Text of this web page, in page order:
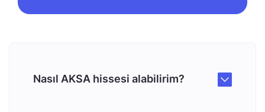
Nasıl AKSA hissesi alabilirim?